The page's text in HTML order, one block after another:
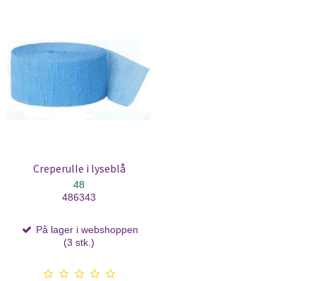
Creperulle i lyseblå
48
486343
På lager i webshoppen
(3 stk.)